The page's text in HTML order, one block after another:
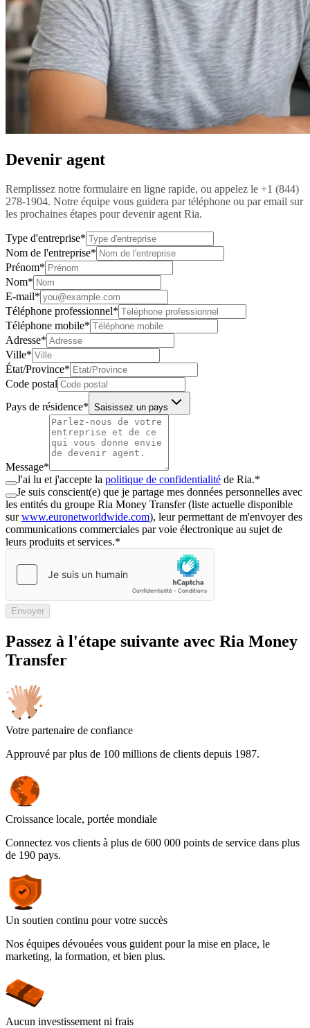
Devenir agent
Remplissez notre formulaire en ligne rapide, ou appelez le +1 (844)
278-1904. Notre équipe vous guidera par téléphone ou par email sur
les prochaines étapes pour devenir agent Ria.
Type d'entreprise*
Nom de l'entreprise*
Prénom*
Nom*
E-mail*
Téléphone professionnel*
Téléphone mobile*
Adresse*
Ville*
État/Province*
Code postal
Pays de résidence* Saisissez un pays
Message*
J'ai lu et j'accepte la politique de confidentialité de Ria.*
Je suis conscient(e) que je partage mes données personnelles avec
les entités du groupe Ria Money Transfer (liste actuelle disponible
surwww.euronetworldwide.com), leur permettant de m'envoyer des
communications commerciales par voie électronique au sujet de
leurs produits et services.*
Envoyer
Passez à l'étape suivante avec Ria Money
Transfer
Votre partenaire de confiance
Approuvé par plus de 100 millions de clients depuis 1987.
Croissance locale, portée mondiale
Connectez vos clients à plus de 600 000 points de service dans plus
de 190 pays.
Un soutien continu pour votre succès
Nos équipes dévouées vous guident pour la mise en place, le
marketing, la formation, et bien plus.
Aucun investissement ni frais